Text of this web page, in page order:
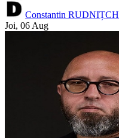
Constantin
Joi, 06 Aug